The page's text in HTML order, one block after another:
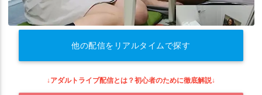
他の配信をリアルタイムで探す
↓アダルトライブ配信とは？初心者のために徹底解説↓